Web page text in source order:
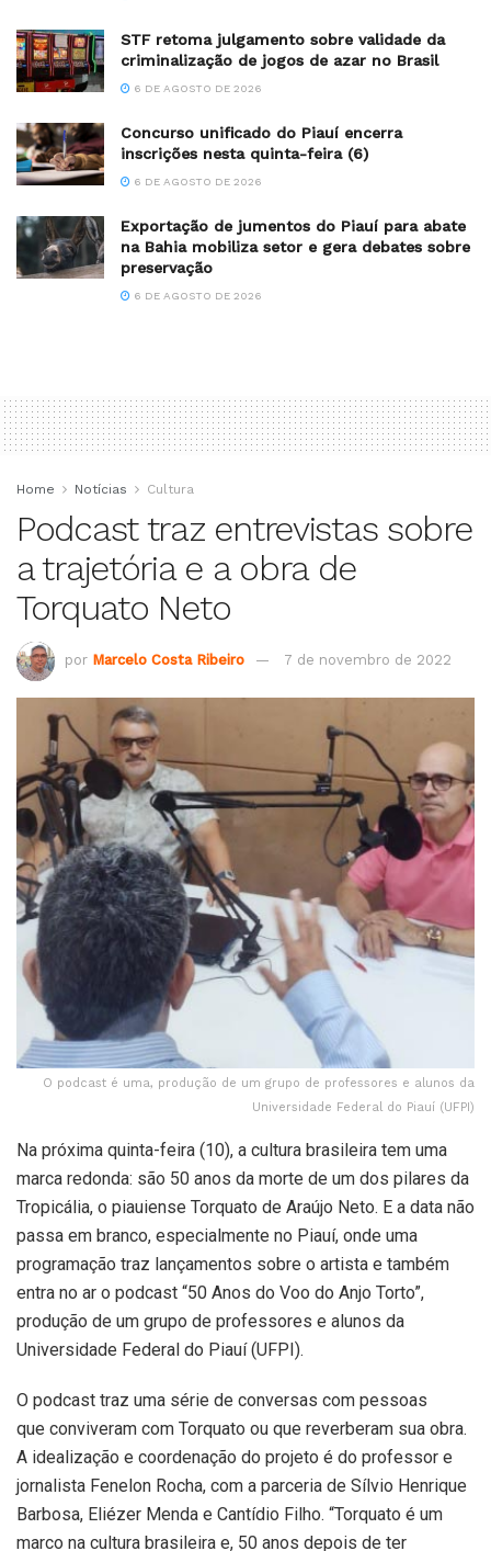
STF retoma julgamento sobre validade da
criminalização de jogos de azar no Brasil
6 DE AGOSTO DE 2026
Concurso unificado do Piauí encerra
inscrições nesta quinta-feira (6)
6 DE AGOSTO DE 2026
Exportação de jumentos do Piauí para abate
na Bahia mobiliza setor e gera debates sobre
preservação
6 DE AGOSTO DE 2026
Home Notícias Cultura
Podcast traz entrevistas sobre
a trajetória e a obra de
Torquato Neto
por Marcelo Costa Ribeiro 7 de novembro de 2022
O podcast é uma, produção de um grupo de professores e alunos da
Universidade Federal do Piauí (UFPI)
Na próxima quinta-feira (10), a cultura brasileira tem uma
marca redonda: são 50 anos da morte de um dos pilares da
Tropicália, o piauiense Torquato de Araújo Neto. E a data não
passa em branco, especialmente no Piauí, onde uma
programação traz lançamentos sobre o artista e também
entra no ar o podcast “50 Anos do Voo do Anjo Torto”,
produção de um grupo de professores e alunos da
Universidade Federal do Piauí (UFPI).
O podcast traz uma série de conversas com pessoas
que conviveram com Torquato ou que reverberam sua obra.
A idealização e coordenação do projeto é do professor e
jornalista Fenelon Rocha, com a parceria de Sílvio Henrique
Barbosa, Eliézer Menda e Cantídio Filho. “Torquato é um
marco na cultura brasileira e, 50 anos depois de ter